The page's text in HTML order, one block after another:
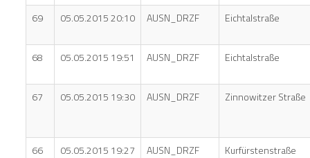
69 05.05.2015 20:10 AUSN_DRZF Eichtalstraße
68 05.05.2015 19:51 AUSN_DRZF Eichtalstraße
67 05.05.2015 19:30 AUSN_DRZF Zinnowitzer Straße
66 05.05.2015 19:27 AUSN_DRZF Kurfürstenstraße